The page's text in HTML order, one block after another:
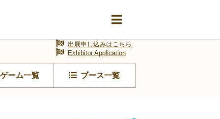
ゲーム一覧 ブース一覧
出展申し込みはこちら
Exhibitor Application